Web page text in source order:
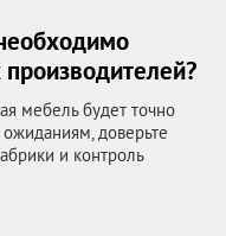
производителей?
мебель будет точно
доверьте
и контроль